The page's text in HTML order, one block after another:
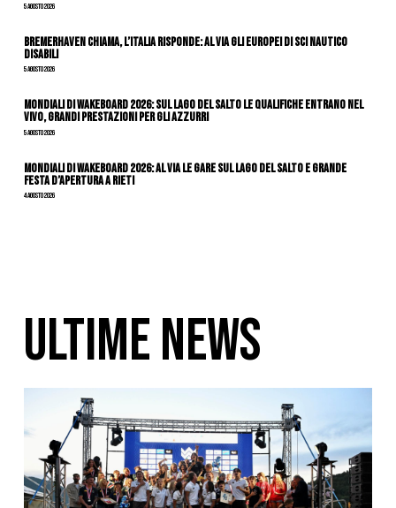
5 Agosto 2026
Bremerhaven chiama, l’Italia risponde: al via gli Europei di Sci Nautico
Disabili
5 Agosto 2026
Mondiali di Wakeboard 2026: sul Lago del Salto le qualifiche entrano nel
vivo, grandi prestazioni per gli azzurri
5 Agosto 2026
Mondiali di Wakeboard 2026: al via le gare sul Lago del Salto e grande
festa d’apertura a Rieti
4 Agosto 2026
ULTIME NEWS